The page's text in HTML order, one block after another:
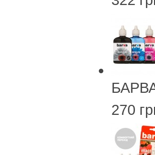
270